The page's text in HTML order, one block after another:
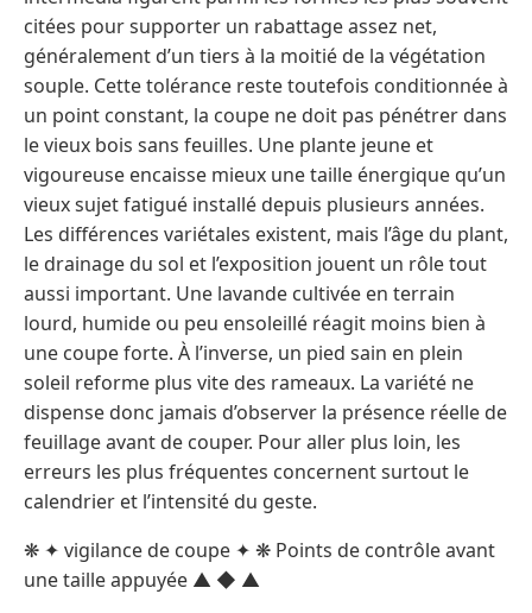
citées pour supporter un rabattage assez net,
généralement d’un tiers à la moitié de la végétation
souple. Cette tolérance reste toutefois conditionnée à
un point constant, la coupe ne doit pas pénétrer dans
le vieux bois sans feuilles. Une plante jeune et
vigoureuse encaisse mieux une taille énergique qu’un
vieux sujet fatigué installé depuis plusieurs années.
Les différences variétales existent, mais l’âge du plant,
le drainage du sol et l’exposition jouent un rôle tout
aussi important. Une lavande cultivée en terrain
lourd, humide ou peu ensoleillé réagit moins bien à
une coupe forte. À l’inverse, un pied sain en plein
soleil reforme plus vite des rameaux. La variété ne
dispense donc jamais d’observer la présence réelle de
feuillage avant de couper. Pour aller plus loin, les
erreurs les plus fréquentes concernent surtout le
calendrier et l’intensité du geste.
❋ ✦ vigilance de coupe ✦ ❋ Points de contrôle avant
une taille appuyée ▲ ◆ ▲